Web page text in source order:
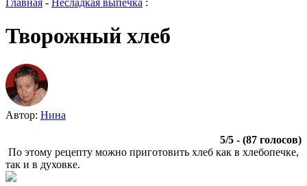
Главная - Несладкая выпечка :
Творожный хлеб
Автор: Нина
5/5 - (87 голосов)
По этому рецепту можно приготовить хлеб как в хлебопечке,
так и в духовке.